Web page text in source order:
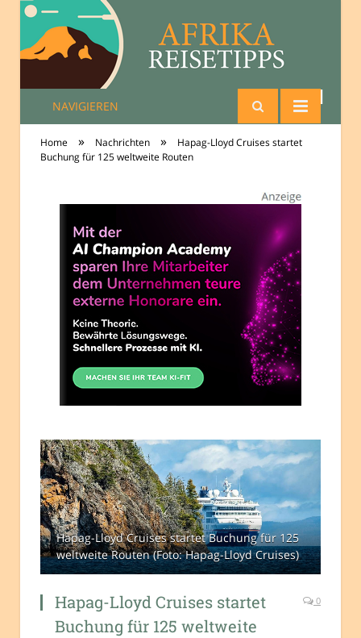
Reisetipps Afrika
NAVIGIEREN
Home » Nachrichten »
Hapag-Lloyd Cruises startet
Buchung für 125 weltweite Routen
Hapag-Lloyd Cruises startet Buchung für 125
weltweite Routen (Foto: Hapag-Lloyd Cruises)
Hapag-Lloyd Cruises startet
Buchung für 125 weltweite
0